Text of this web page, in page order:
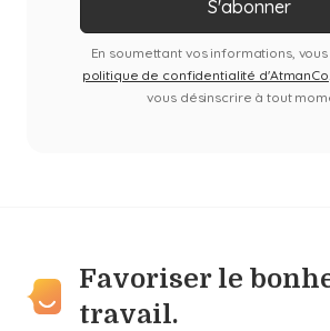
En soumettant vos informations,
politique de confidentialité d'AtmanCo
vous désinscrire à tout
Favoriser le
travail.